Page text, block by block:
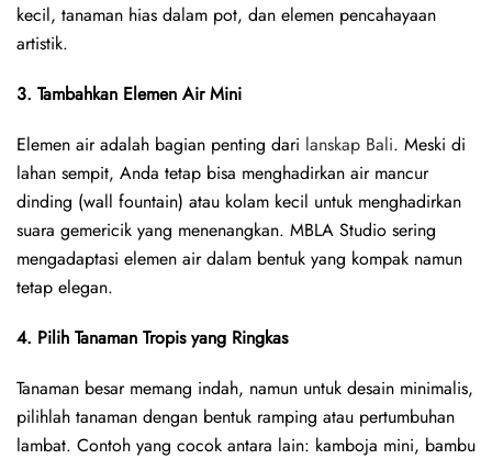
kecil, tanaman hias dalam pot, dan elemen pencahayaan
artistik.
3. Tambahkan Elemen Air Mini
Elemen air adalah bagian penting dari lanskap Bali. Meski di
lahan sempit, Anda tetap bisa menghadirkan air mancur
dinding (wall fountain) atau kolam kecil untuk menghadirkan
suara gemericik yang menenangkan. MBLA Studio sering
mengadaptasi elemen air dalam bentuk yang kompak namun
tetap elegan.
4. Pilih Tanaman Tropis yang Ringkas
Tanaman besar memang indah, namun untuk desain minimalis,
pilihlah tanaman dengan bentuk ramping atau pertumbuhan
lambat. Contoh yang cocok antara lain: kamboja mini, bambu